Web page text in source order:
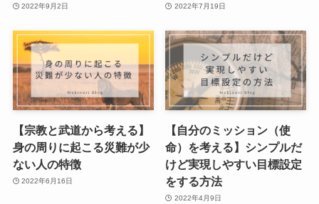
2022年9月2日 2022年7月19日
【宗教と武道から考える】
身の周りに起こる災難が少
ない人の特徴
2022年6月16日
【自分のミッション（使
命）を考える】シンプルだ
けど実現しやすい目標設定
をする方法
2022年4月9日